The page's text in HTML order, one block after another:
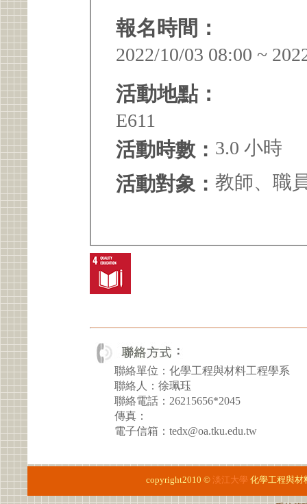
報名時間：
2022/10/03 08:00 ~
活動地點：
E611
活動時數： 3.0 小時
活動對象： 教師、職
聯絡單位：化學工程與材料工程學系
聯絡人：徐珮珏
聯絡電話：26215656*2045
傳真：
電子信箱：tedx@oa.tku.edu.tw
copyright2010 © 淡江大學 化學工程與材